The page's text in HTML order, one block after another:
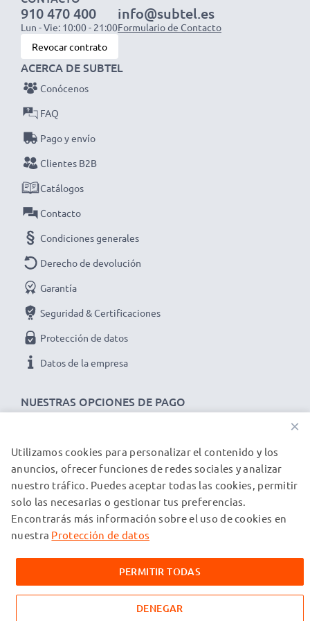
NOTA: Para un rendimiento óptimo, eficiencia y mayor
vida útil, carga completamente tus baterías antes del
primer uso.
Despídete de las molestas pausas para cargar con este
cargador inteligente y compacto con pantalla LCD de
CELLONIC. ¡Haz tu pedido ahora con entrega rápida y
garantía de 3 años!
910 470 400
Lun - Vie: 10:00 - 21:00
info@subtel.es
Formulario de Contacto
Revocar contrato
NUESTRAS OPCIONES DE PAGO
ACERCA DE SUBTEL
Conócenos
FAQ
Pago y envío
Clientes B2B
Catálogos
Contacto
Condiciones generales
Derecho de devolución
Garantía
Seguridad & Certificaciones
Protección de datos
Datos de la empresa
NUESTROS PARTNERS DE ENVÍO
© subtel.es 2026
Todos los precios incluyen IVA y excluyen los costos de envío.
Tenga en cuenta que todas las marcas registradas que
mencionan en nuestras páginas web exclusivamente para
proporcionar información sobre nuestros productos.
×
Utilizamos cookies para personalizar el contenido y los
anuncios, ofrecer funciones de redes sociales y analizar
nuestro tráfico. Puedes aceptar todas las cookies, permitir
solo las necesarias o gestionar tus preferencias.
Encontrarás más información sobre el uso de cookies en
nuestra Protección de datos
PERMITIR TODAS
DENEGAR